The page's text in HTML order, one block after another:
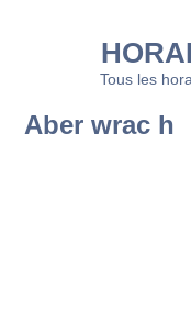
Tous les
Aber wrac h